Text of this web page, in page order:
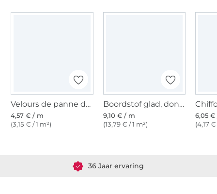
Velours de panne donkerblauw
4,57 € / m
(3,15 € / 1 m²)
Boordstof glad, donkerblauw
9,10 € / m
(13,79 € / 1 m²)
6,05
(4,17 €
36 Jaar ervaring